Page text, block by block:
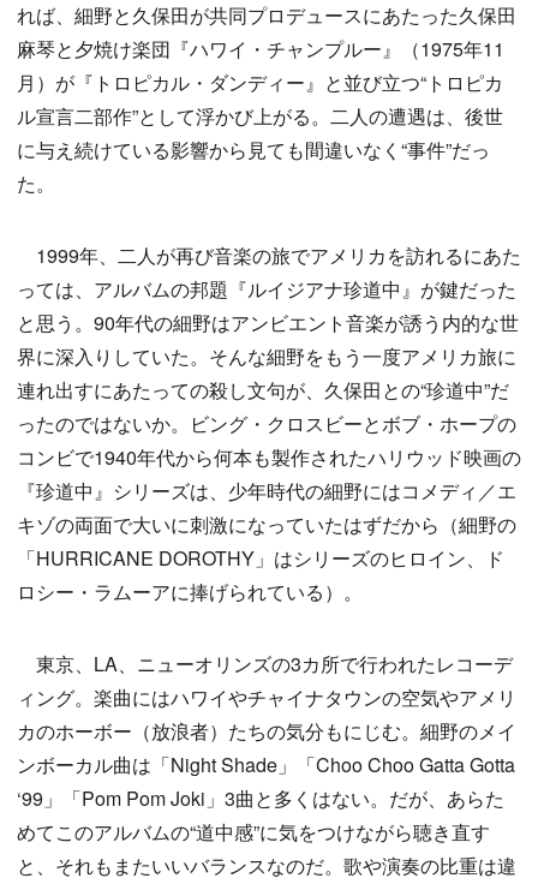
れば、細野と久保田が共同プロデュースにあたった久保田
麻琴と夕焼け楽団『ハワイ・チャンプルー』（1975年11
月）が『トロピカル・ダンディー』と並び立つ“トロピカ
ル宣言二部作”として浮かび上がる。二人の遭遇は、後世
に与え続けている影響から見ても間違いなく“事件”だっ
た。
1999年、二人が再び音楽の旅でアメリカを訪れるにあた
っては、アルバムの邦題『ルイジアナ珍道中』が鍵だった
と思う。90年代の細野はアンビエント音楽が誘う内的な世
界に深入りしていた。そんな細野をもう一度アメリカ旅に
連れ出すにあたっての殺し文句が、久保田との“珍道中”だ
ったのではないか。ビング・クロスビーとボブ・ホープの
コンビで1940年代から何本も製作されたハリウッド映画の
『珍道中』シリーズは、少年時代の細野にはコメディ／エ
キゾの両面で大いに刺激になっていたはずだから（細野の
「HURRICANE DOROTHY」はシリーズのヒロイン、ド
ロシー・ラムーアに捧げられている）。
東京、LA、ニューオリンズの3カ所で行われたレコーデ
ィング。楽曲にはハワイやチャイナタウンの空気やアメリ
カのホーボー（放浪者）たちの気分もにじむ。細野のメイ
ンボーカル曲は「Night Shade」「Choo Choo Gatta Gotta
‘99」「Pom Pom Joki」3曲と多くはない。だが、あらた
めてこのアルバムの“道中感”に気をつけながら聴き直す
と、それもまたいいバランスなのだ。歌や演奏の比重は違